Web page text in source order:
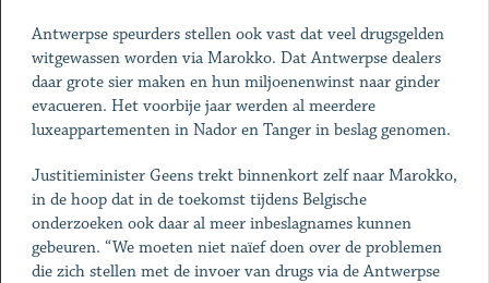
Antwerpse speurders stellen ook vast dat veel drugsgelden
witgewassen worden via Marokko. Dat Antwerpse dealers
daar grote sier maken en hun miljoenenwinst naar ginder
evacueren. Het voorbije jaar werden al meerdere
luxeappartementen in Nador en Tanger in beslag genomen.
Justitieminister Geens trekt binnenkort zelf naar Marokko,
in de hoop dat in de toekomst tijdens Belgische
onderzoeken ook daar al meer inbeslagnames kunnen
gebeuren. “We moeten niet naïef doen over de problemen
die zich stellen met de invoer van drugs via de Antwerpse